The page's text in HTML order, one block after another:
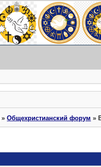
»Общехристианский форум »